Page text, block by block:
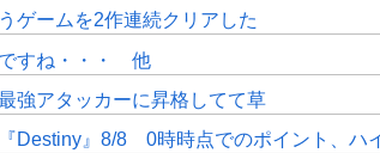
ゲームを2作連続クリアした
すね・・・ 他
強アタッカーに昇格してて草
Destiny』8/8 0時時点でのポイント、ハ